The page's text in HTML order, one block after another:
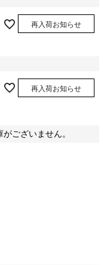
再入荷お知らせ
再入荷お知らせ
ございません。